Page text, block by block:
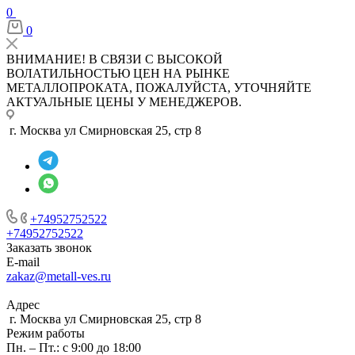
0
0
ВНИМАНИЕ! В СВЯЗИ С ВЫСОКОЙ
ВОЛАТИЛЬНОСТЬЮ ЦЕН НА РЫНКЕ
МЕТАЛЛОПРОКАТА, ПОЖАЛУЙСТА, УТОЧНЯЙТЕ
АКТУАЛЬНЫЕ ЦЕНЫ У МЕНЕДЖЕРОВ.
г. Москва ул Смирновская 25, стр 8
+74952752522
+74952752522
Заказать звонок
E-mail
zakaz@metall-ves.ru
Адрес
г. Москва ул Смирновская 25, стр 8
Режим работы
Пн. – Пт.: с 9:00 до 18:00